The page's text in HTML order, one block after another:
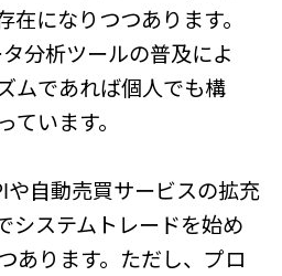
在になりつつあります。
分析ツールの普及によ
ムであれば個人でも構
ています。
や自動売買サービスの拡充
システムトレードを始め
あります。ただし、プロ